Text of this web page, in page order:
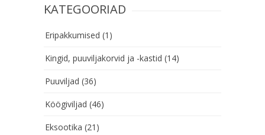
KATEGOORIAD
Eripakkumised (1)
Kingid, puuviljakorvid ja -kastid (14)
Puuviljad (36)
Köögiviljad (46)
Eksootika (21)